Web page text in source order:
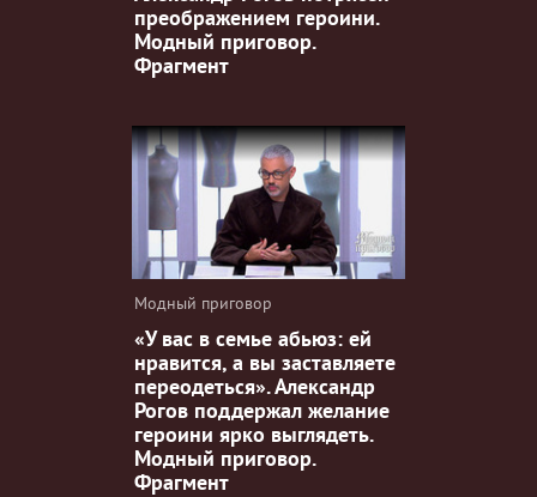
преображением героини.
Модный приговор.
Фрагмент
Модный приговор
«У вас в семье абьюз: ей
нравится, а вы заставляете
переодеться». Александр
Рогов поддержал желание
героини ярко выглядеть.
Модный приговор.
Фрагмент